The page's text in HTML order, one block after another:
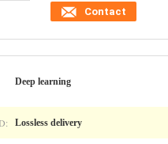
Contact
Deep learning
Lossless delivery